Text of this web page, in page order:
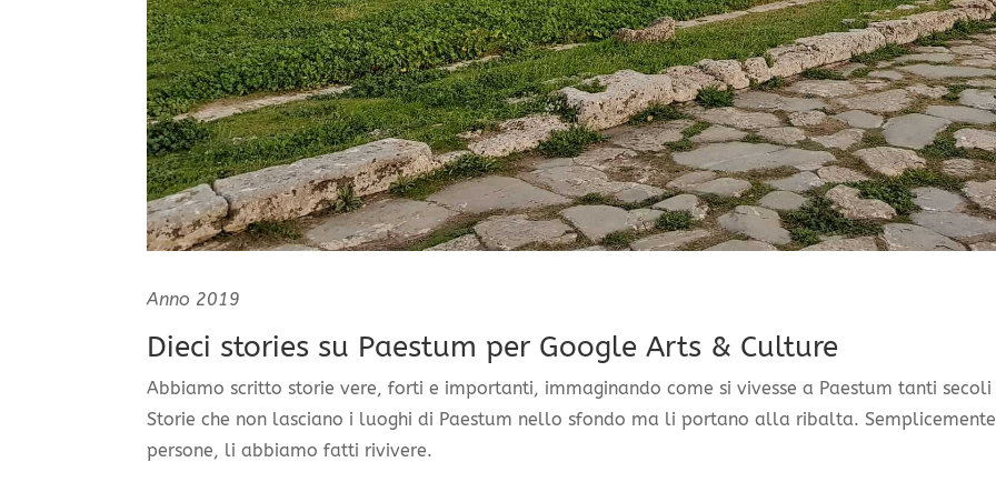
Anno 2019
Dieci stories su Paestum per Google Arts & Culture
Abbiamo scritto storie vere, forti e importanti, immaginando come si vivesse a Paestum tanti
Storie che non lasciano i luoghi di Paestum nello sfondo ma li portano alla ribalta.
persone, li abbiamo fatti rivivere.